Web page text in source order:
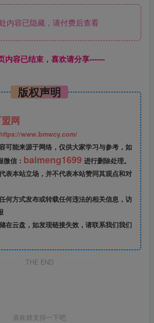
内容已隐藏，请付费后查看
内容已结束，喜欢请分享------
版权声明
网
https://www.bmwcy.com/
可能来源于网络，仅供大家学习与参考，如
信： baimeng1699 进行删除处理。
表本站立场，并不代表本站赞同其观点和对
何方式发布或转载任何违法的相关信息，访
在云盘，如发现链接失效，请联系我们我们
THE END
喜欢就支持一下吧